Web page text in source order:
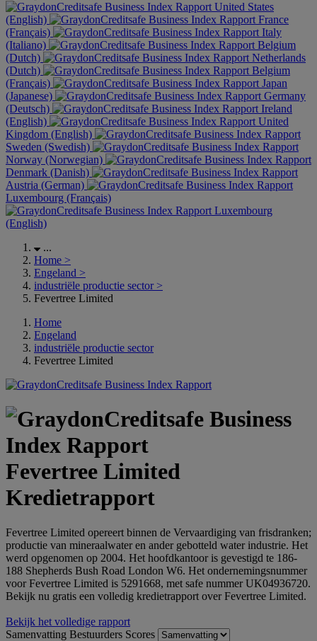
United States
(English)
France
(Français)
Italy
(Italiano)
Belgium
(Dutch)
Netherlands
(Dutch)
Belgium
(Français)
Japan
(Japanese)
Germany
(Deutsch)
Ireland
(English)
United
Kingdom (English)
Sweden (Swedish)
Norway (Norwegian)
Denmark (Danish)
Austria (German)
Luxembourg (Français)
Luxembourg
(English)
...
Home >
Engeland >
industriële productie sector >
Fevertree Limited
Home
Engeland
industriële productie sector
Fevertree Limited
Fevertree Limited
Kredietrapport
Fevertree Limited opereert binnen de Vervaardiging van frisdranken;
productie van mineraalwater en ander gebotteld water industrie. Het
werd opgenomen op 2004. Het hoofdkantoor is gevestigd te 186-
188 Shepherds Bush Road London W6. Het ondernemingsnummer
voor Fevertree Limited is 5291668, met safe nummer UK04936720.
Bekijk nu gratis een volledig kredietrapport over Fevertree Limited.
Bekijk het volledige rapport
Samenvatting Bestuurders Scores